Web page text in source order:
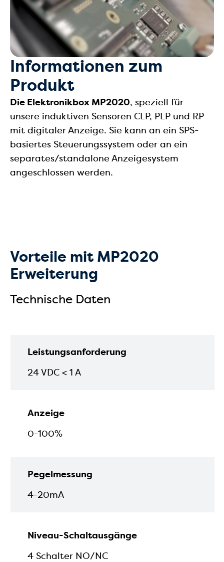
Informationen zum
Produkt
Die Elektronikbox MP2020, speziell für
unsere induktiven Sensoren CLP, PLP und RP
mit digitaler Anzeige. Sie kann an ein SPS-
basiertes Steuerungssystem oder an ein
separates/standalone Anzeigesystem
angeschlossen werden.
Vorteile mit MP2020
Erweiterung
Technische Daten
Leistungsanforderung
24 VDC < 1 A
Anzeige
0-100%
Pegelmessung
4-20mA
Niveau-Schaltausgänge
4 Schalter NO/NC